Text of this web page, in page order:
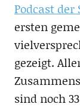
Podcast
ersten
gezeigt.
sind noch